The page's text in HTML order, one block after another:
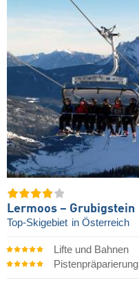
Lermoos – Grubigstein
Top-Skigebiet in Österreich
Lifte und Bahnen
Pistenpräparierung